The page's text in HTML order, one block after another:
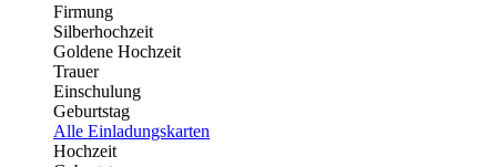
Firmung
Silberhochzeit
Goldene Hochzeit
Trauer
Einschulung
Geburtstag
Alle Einladungskarten
Hochzeit